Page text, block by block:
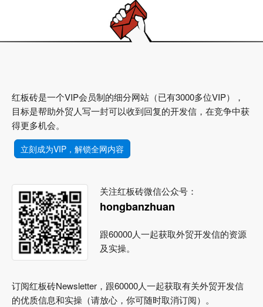
红板砖是一个VIP会员制的细分网站（已有3000多位VIP），
目标是帮助外贸人写一封可以收到回复的开发信，在竞争中获
得更多机会。
立刻成为VIP，解锁全网内容
关注红板砖微信公众号：
hongbanzhuan
跟60000人一起获取外贸开发信的资源
及实操。
订阅红板砖Newsletter，跟60000人一起获取有关外贸开发信
的优质信息和实操（请放心，你可随时取消订阅）。